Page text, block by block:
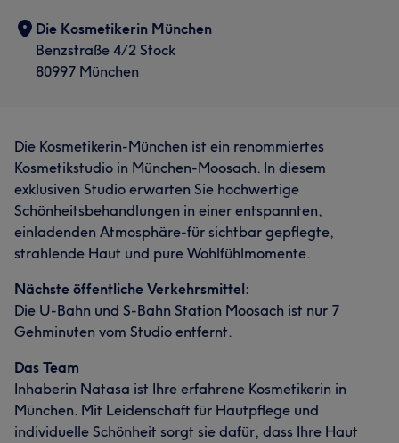
Die Kosmetikerin München
Benzstraße 4/2 Stock
80997 München
Die Kosmetikerin-München ist ein renommiertes
Kosmetikstudio in München-Moosach. In diesem
exklusiven Studio erwarten Sie hochwertige
Schönheitsbehandlungen in einer entspannten,
einladenden Atmosphäre-für sichtbar gepflegte,
strahlende Haut und pure Wohlfühlmomente.
Nächste öffentliche Verkehrsmittel:
Die U-Bahn und S-Bahn Station Moosach ist nur 7
Gehminuten vom Studio entfernt.
Das Team
Inhaberin Natasa ist Ihre erfahrene Kosmetikerin in
München. Mit Leidenschaft für Hautpflege und
individuelle Schönheit sorgt sie dafür, dass Ihre Haut